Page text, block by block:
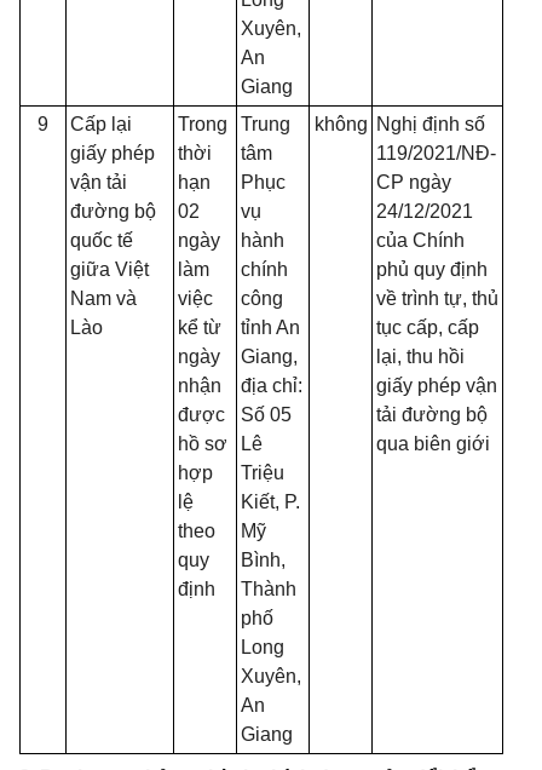
Xuyên,
An
Giang
9
Cấp lại
giấy phép
vận tải
đường bộ
quốc tế
giữa Việt
Nam và
Lào
Trong
thời
hạn
02
ngày
làm
việc
kể từ
ngày
nhận
được
hồ sơ
hợp
lệ
theo
quy
định
Trung
tâm
Phục
vụ
hành
chính
công
tỉnh An
Giang,
địa chỉ:
Số 05
Lê
Triệu
Kiết, P.
Mỹ
Bình,
Thành
phố
Long
Xuyên,
An
Giang
không Nghị định số
119/2021/NĐ-
CP ngày
24/12/2021
của Chính
phủ quy định
về trình tự, thủ
tục cấp, cấp
lại, thu hồi
giấy phép vận
tải đường bộ
qua biên giới